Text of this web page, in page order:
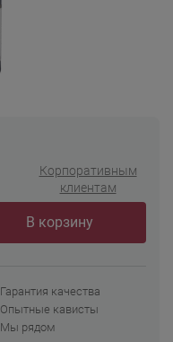
Корпоративным
клиентам
В корзину
Гарантия качества
Опытные кависты
Мы рядом